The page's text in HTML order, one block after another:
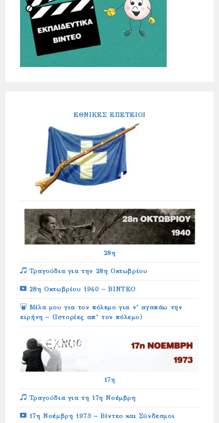
ΕΘΝΙΚΕΣ ΕΠΕΤΕΙΟΙ
28η
Τραγούδια για την 28η Οκτωβρίου
28η Οκτωβρίου 1940 – ΒΙΝΤΕΟ
Μίλα μου για τον πόλεμο για ν’ αγαπάω την
ειρήνη – (Ιστορίες απ’ τον πόλεμο)
17η
Τραγούδια για τη 17η Νοέμβρη
17η Νοέμβρη 1973 – Βίντεο και Σύνδεσμοι